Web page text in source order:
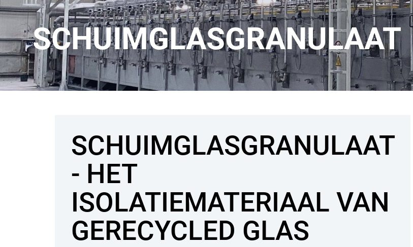
SCHUIMGLASGRANULAAT
SCHUIMGLASGRANULAAT
- HET
ISOLATIEMATERIAAL VAN
GERECYCLED GLAS